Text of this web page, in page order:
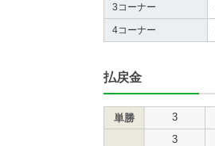
3コーナー
4コーナー
払戻金
単勝 3
3